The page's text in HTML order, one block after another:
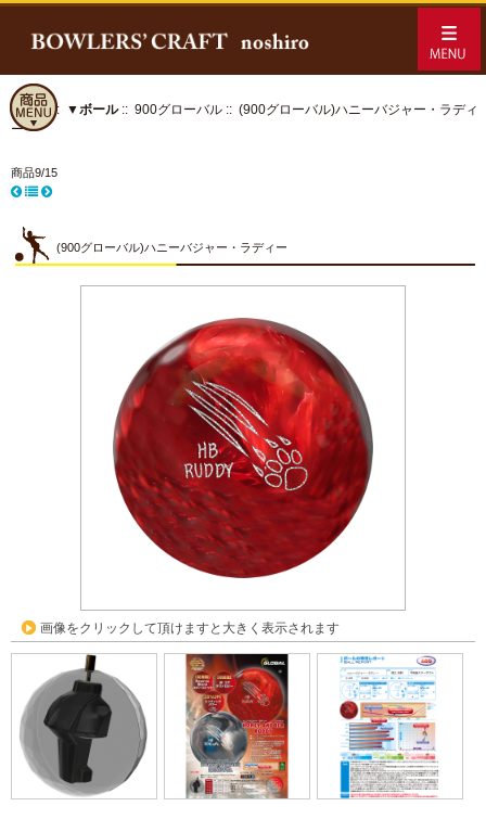
ホーム:: ▼ボール:: 900グローバル :: (900グローバル)ハニーバジャー・ラディ
ー
商品9/15
(900グローバル)ハニーバジャー・ラディー
画像をクリックして頂けますと大きく表示されます